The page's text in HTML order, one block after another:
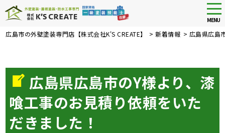
Skip
MENU
広島市の外壁塗装専門店【株式会社K'S CREATE】 >新着情報 > 広島県広島
広島県広島市のY様より、漆
喰工事のお見積り依頼をいた
だきました！